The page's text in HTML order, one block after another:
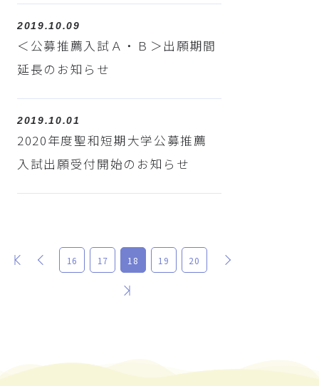
2019.10.09
＜公募推薦入試Ａ・Ｂ＞出願期間
延長のお知らせ
2019.10.01
2020年度聖和短期大学公募推薦
入試出願受付開始のお知らせ
最初 前 16 17 18 19 20
最後